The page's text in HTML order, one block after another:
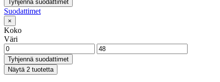
Tyhjennä suodattimet
Suodattimet
×
Koko
Väri
Tyhjennä suodattimet
Näytä 2 tuotetta